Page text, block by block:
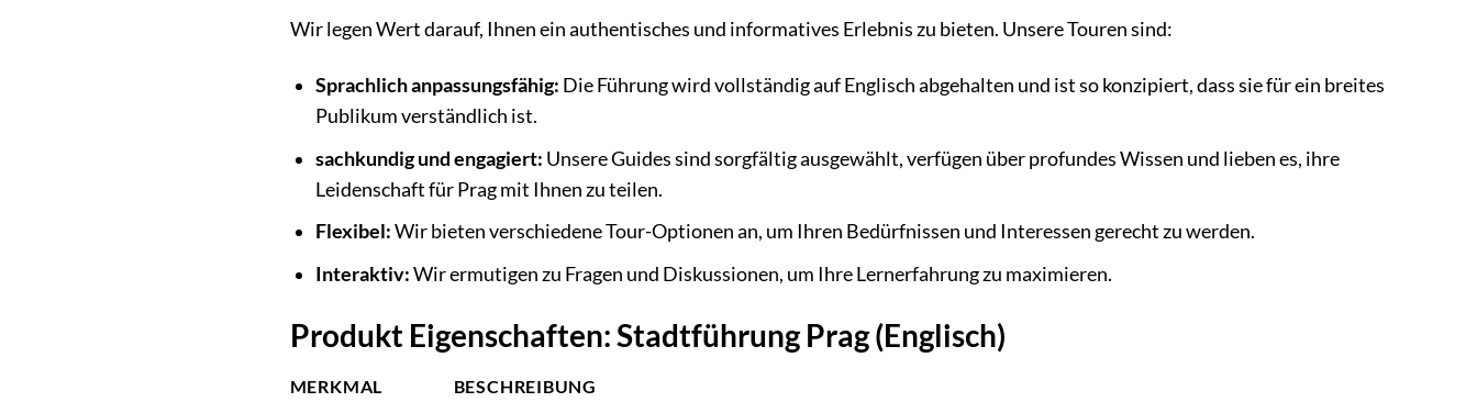
Wir legen Wert darauf, Ihnen ein authentisches und informatives Erlebnis zu bieten. Unsere Touren sind:
Sprachlich anpassungsfähig: Die Führung wird vollständig auf Englisch abgehalten und ist so konzipiert, dass sie für ein breites
Publikum verständlich ist.
sachkundig und engagiert: Unsere Guides sind sorgfältig ausgewählt, verfügen über profundes Wissen und lieben es, ihre
Leidenschaft für Prag mit Ihnen zu teilen.
Flexibel:Wir bieten verschiedene Tour-Optionen an, um Ihren Bedürfnissen und Interessen gerecht zu werden.
Interaktiv:Wir ermutigen zu Fragen und Diskussionen, um Ihre Lernerfahrung zu maximieren.
Produkt Eigenschaften: Stadtführung Prag (Englisch)
MERKMAL
BESCHREIBUNG